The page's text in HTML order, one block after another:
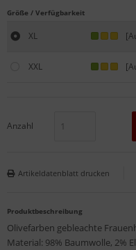
Größe / Verfügbarkeit
XL
XXL
Anzahl
Artikeldatenblatt drucken
Produktbeschreibung
Olivefarben gebleachte
Material: 98% Baumwolle, 2%